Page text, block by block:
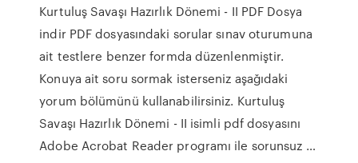
Kurtuluş Savaşı Hazırlık Dönemi - II PDF Dosya
indir PDF dosyasındaki sorular sınav oturumuna
ait testlere benzer formda düzenlenmiştir.
Konuya ait soru sormak isterseniz aşağıdaki
yorum bölümünü kullanabilirsiniz. Kurtuluş
Savaşı Hazırlık Dönemi - II isimli pdf dosyasını
Adobe Acrobat Reader programı ile sorunsuz …